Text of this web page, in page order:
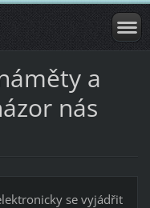
a
nás
se vyjádřit